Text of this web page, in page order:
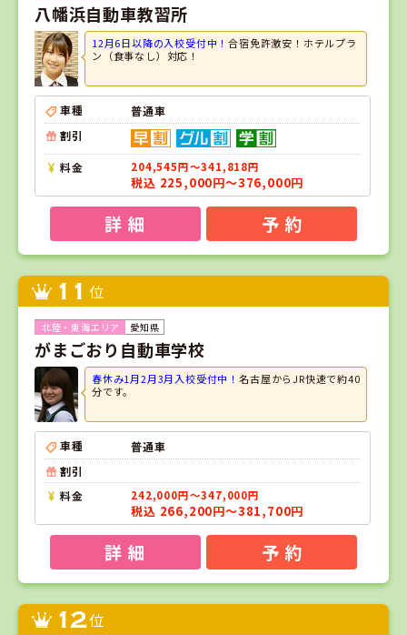
八幡浜自動車教習所
12月6日以降の入校受付中！合宿免許激安！ホテルプラ
ン（食事なし）対応！
車種
普通車
割引
料金 204,545円～341,818円
税込 225,000円～376,000円
詳 細 予 約
11 位
愛知県
がまごおり自動車学校
春休み1月2月3月入校受付中！名古屋からJR快速で約40
分です。
車種
普通車
割引
料金
242,000円～347,000円
税込 266,200円～381,700円
詳 細 予 約
12位